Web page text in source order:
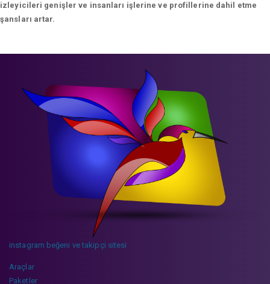
izleyicileri genişler ve insanları işlerine ve profillerine dahil etme
şansları artar.
instagram beğeni ve takipçi sitesi
Araçlar
Paketler